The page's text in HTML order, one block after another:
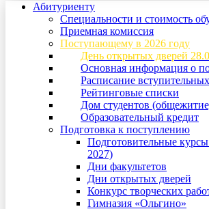
Абитуриенту
Специальности и стоимость
Приемная комиссия
Поступающему в 2026 году
День открытых дверей
Основная информация о
Расписание
Рейтинговые списки
Дом студентов
Образовательный кредит
Подготовка к поступлению
Подготовительные
2027)
Дни факультетов
Дни открытых дверей
Конкурс творческих
Гимназия «Ольгино»